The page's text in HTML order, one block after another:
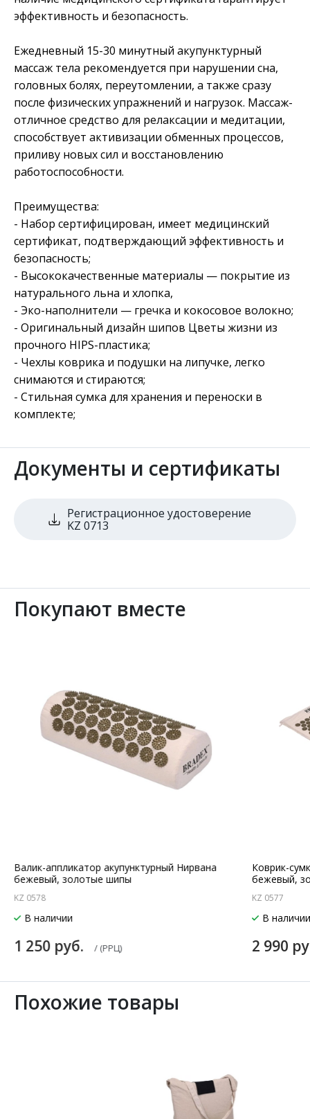
эффективность и безопасность.
Ежедневный 15-30 минутный акупунктурный
массаж тела рекомендуется при нарушении сна,
головных болях, переутомлении, а также сразу
после физических упражнений и нагрузок. Массаж-
отличное средство для релаксации и медитации,
способствует активизации обменных процессов,
приливу новых сил и восстановлению
работоспособности.
Преимущества:
- Набор сертифицирован, имеет медицинский
сертификат, подтверждающий эффективность и
безопасность;
- Высококачественные материалы — покрытие из
натурального льна и хлопка,
- Эко-наполнители — гречка и кокосовое волокно;
- Оригинальный дизайн шипов Цветы жизни из
прочного HIPS-пластика;
- Чехлы коврика и подушки на липучке, легко
снимаются и стираются;
- Стильная сумка для хранения и переноски в
комплекте;
Документы и сертификаты
Регистрационное удостоверение
KZ 0713
Покупают вместе
Валик-аппликатор акупунктурный Нирвана
бежевый, золотые шипы
KZ 0578
В наличии
1 250 руб. / (РРЦ)
Коврик-
бежевый,
KZ 0577
В
2 990
Похожие товары